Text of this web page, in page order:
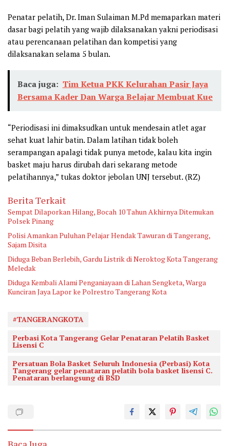
Penatar pelatih, Dr. Iman Sulaiman M.Pd memaparkan materi
dasar bagi pelatih yang wajib dilaksanakan yakni periodisasi
atau perencanaan pelatihan dan kompetisi yang
dilaksanakan selama 5 bulan.
Baca juga: Tim Ketua PKK Kelurahan Pasir Jaya
Bersama Kader Dan Warga Belajar Membuat Kue
“Periodisasi ini dimaksudkan untuk mendesain atlet agar
sehat kuat lahir batin. Dalam latihan tidak boleh
serampangan apalagi tidak punya metode, kalau kita ingin
basket maju harus dirubah dari sekarang metode
pelatihannya,” tukas doktor jebolan UNJ tersebut. (RZ)
Berita Terkait
Sempat Dilaporkan Hilang, Bocah 10 Tahun Akhirnya Ditemukan
Polsek Pinang
Polisi Amankan Puluhan Pelajar Hendak Tawuran di Tangerang,
Sajam Disita
Diduga Beban Berlebih, Gardu Listrik di Neroktog Kota Tangerang
Meledak
Diduga Kembali Alami Penganiayaan di Lahan Sengketa, Warga
Kunciran Jaya Lapor ke Polrestro Tangerang Kota
#TANGERANGKOTA
Perbasi Kota Tangerang Gelar Penataran Pelatih Basket
Lisensi C
Persatuan Bola Basket Seluruh Indonesia (Perbasi) Kota
Tangerang gelar penataran pelatih bola basket lisensi C.
Penataran berlangsung di BSD